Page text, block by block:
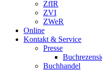
ZfIR
ZVI
ZWeR
Online
Kontakt & Service
Presse
Buchhandel